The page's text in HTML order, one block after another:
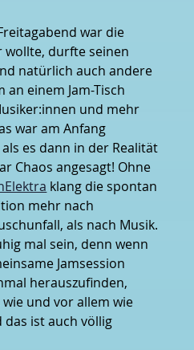
war die
wollte, durfte seinen
natürlich auch andere
einem Jam-Tisch
und mehr
war am Anfang
es dann in der Realität
Chaos angesagt! Ohne
klang die spontan
mehr nach
als nach Musik.
mal sein, denn wenn
Jamsession
herauszufinden,
und vor allem wie
ist auch völlig